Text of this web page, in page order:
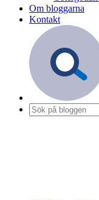
Om bloggarna
Kontakt